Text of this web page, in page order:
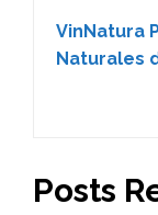
VinNatura
Naturales
Posts